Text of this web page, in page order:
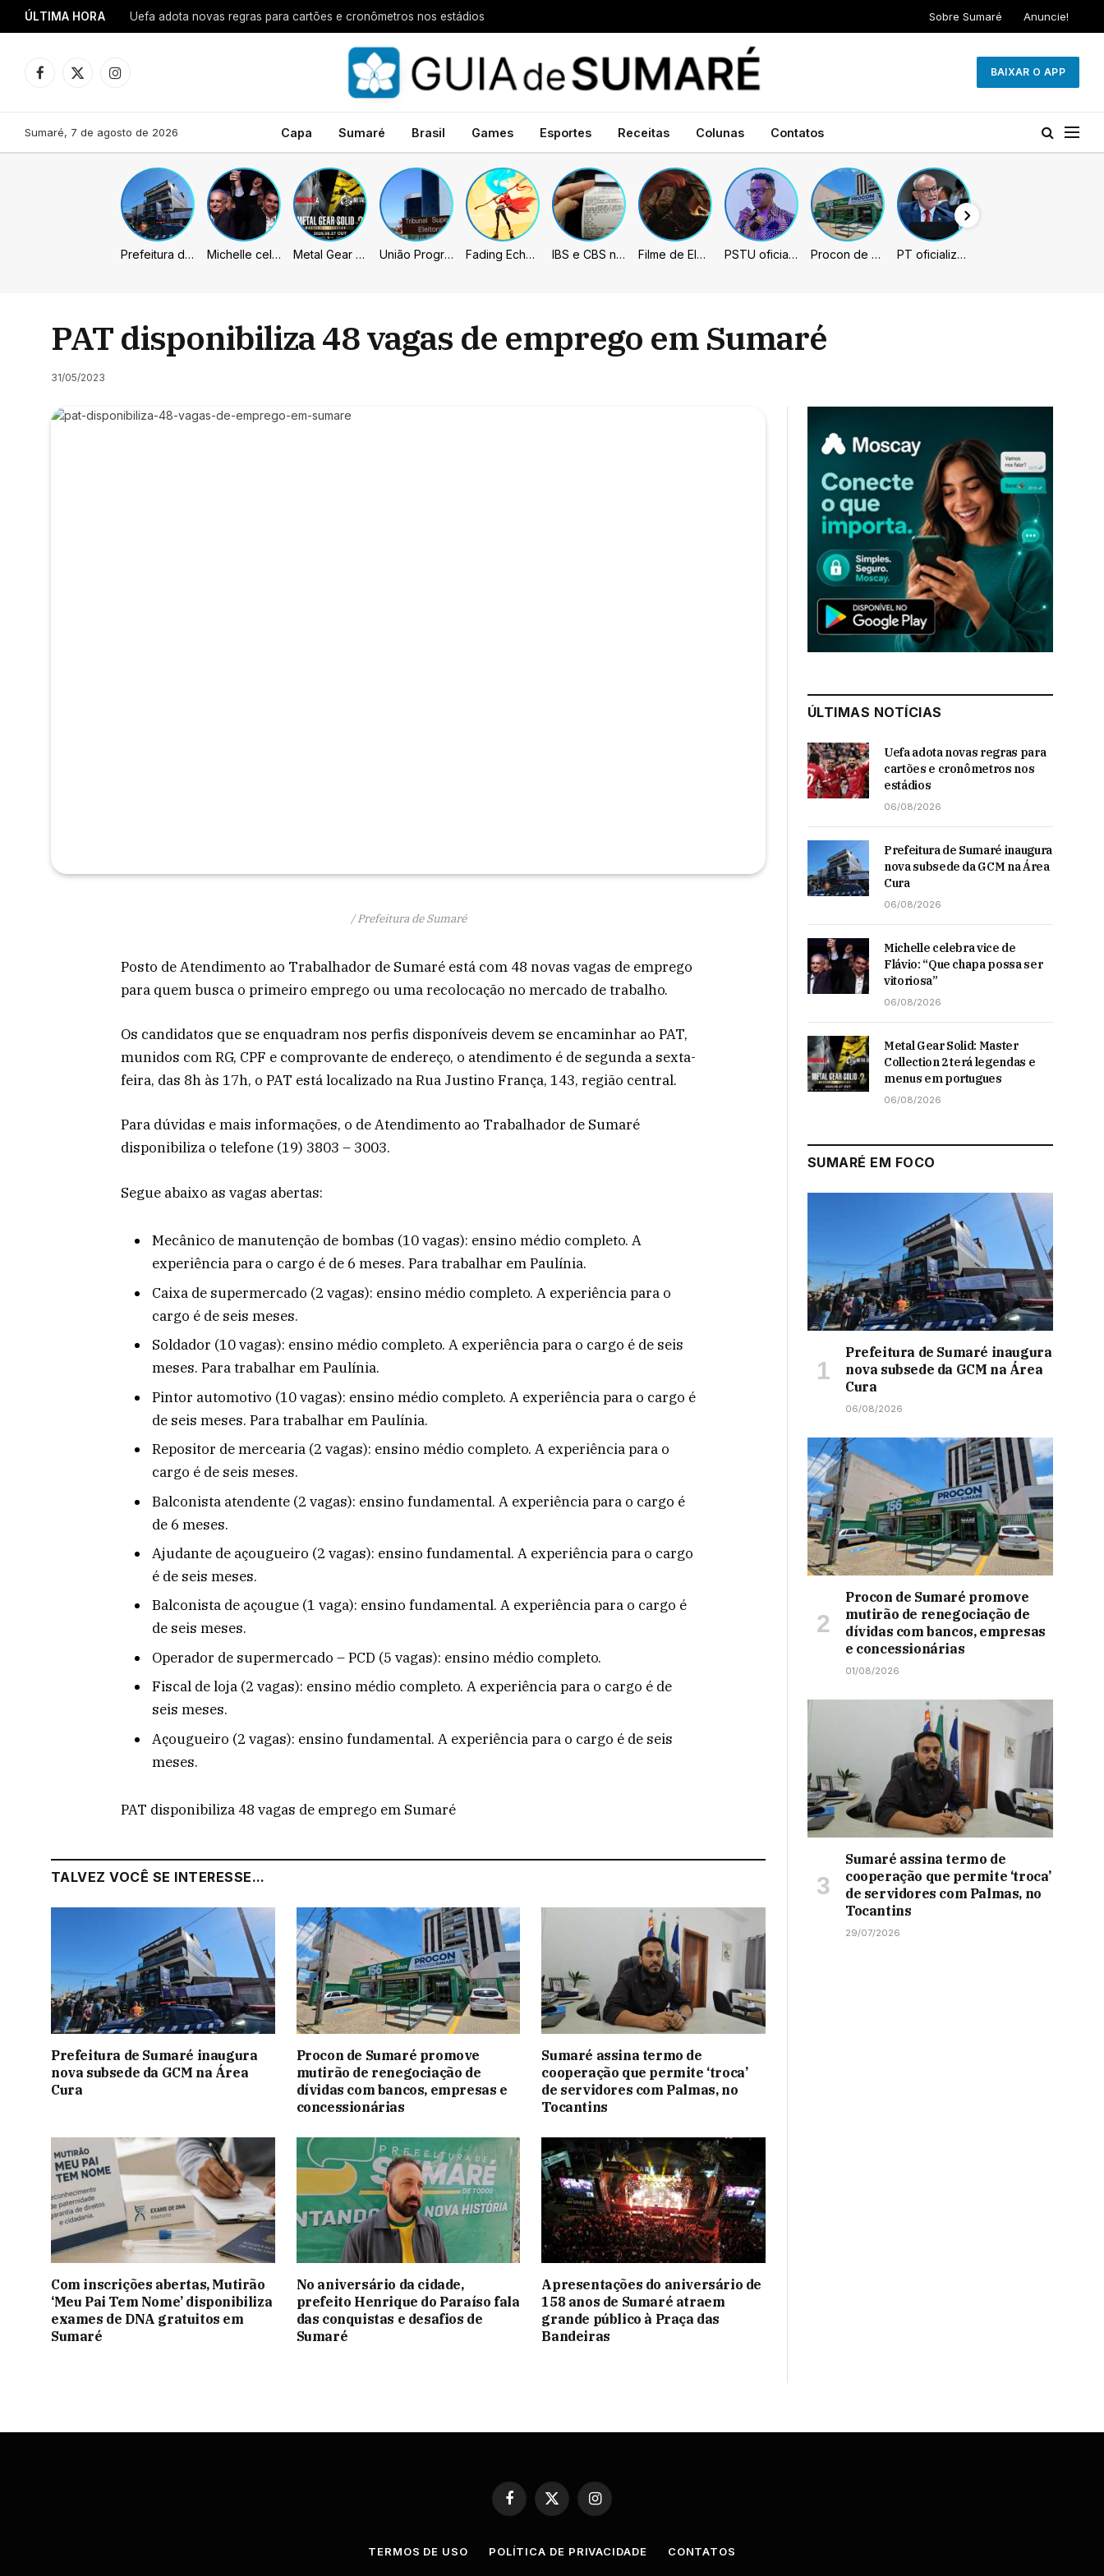
ÚLTIMA HORA Uefa adota novas regras para cartões e cronômetros nos estádios Sobre Sumaré Anuncie!
Facebook
X
Instagram
BAIXAR O APP
Sumaré, 7 de agosto de 2026 Capa Sumaré Brasil Games Esportes Receitas Colunas Contatos
Prefeitura de Sumaré inaugura nova subsede da GCM na Área Cura Michelle celebra vice de Flávio: “Que chapa possa ser vitoriosa” Metal Gear Solid: Master Collection 2 terá legendas e menus em portugues União Progressista e PL terão mais tempo de propaganda eleitoral Fading Echo – Review IBS e CBS necessitarão constar nas notas fiscais com início desta 2ª. Entenda Filme de Elden Ring tem gravações concluídas, mas ainda fica longe do lançamento PSTU oficializa Hertz Dias como candidato à Presidência da República Procon de Sumaré promove mutirão de renegociação de dívidas com bancos, empresas e concessionárias PT oficializa Contarato como candidato à reeleição ao Senado no ES
PAT disponibiliza 48 vagas de emprego em Sumaré
31/05/2023
/ Prefeitura de Sumaré
Posto de Atendimento ao Trabalhador de Sumaré está com 48 novas vagas de emprego
para quem busca o primeiro emprego ou uma recolocação no mercado de trabalho.
Os candidatos que se enquadram nos perfis disponíveis devem se encaminhar ao PAT,
munidos com RG, CPF e comprovante de endereço, o atendimento é de segunda a sexta-
feira, das 8h às 17h, o PAT está localizado na Rua Justino França, 143, região central.
Para dúvidas e mais informações, o de Atendimento ao Trabalhador de Sumaré
disponibiliza o telefone (19) 3803 – 3003.
Segue abaixo as vagas abertas:
Mecânico de manutenção de bombas (10 vagas): ensino médio completo. A
experiência para o cargo é de 6 meses. Para trabalhar em Paulínia.
Caixa de supermercado (2 vagas): ensino médio completo. A experiência para o
cargo é de seis meses.
Soldador (10 vagas): ensino médio completo. A experiência para o cargo é de seis
meses. Para trabalhar em Paulínia.
Pintor automotivo (10 vagas): ensino médio completo. A experiência para o cargo é
de seis meses. Para trabalhar em Paulínia.
Repositor de mercearia (2 vagas): ensino médio completo. A experiência para o
cargo é de seis meses.
Balconista atendente (2 vagas): ensino fundamental. A experiência para o cargo é
de 6 meses.
Ajudante de açougueiro (2 vagas): ensino fundamental. A experiência para o cargo
é de seis meses.
Balconista de açougue (1 vaga): ensino fundamental. A experiência para o cargo é
de seis meses.
Operador de supermercado – PCD (5 vagas): ensino médio completo.
Fiscal de loja (2 vagas): ensino médio completo. A experiência para o cargo é de
seis meses.
Açougueiro (2 vagas): ensino fundamental. A experiência para o cargo é de seis
meses.
PAT disponibiliza 48 vagas de emprego em Sumaré
TALVEZ VOCÊ SE INTERESSE...
Prefeitura de Sumaré inaugura
nova subsede da GCM na Área
Cura
Procon de Sumaré promove
mutirão de renegociação de
dívidas com bancos, empresas e
concessionárias
Sumaré assina termo de
cooperação que permite ‘troca’
de servidores com Palmas, no
Tocantins
Com inscrições abertas, Mutirão
‘Meu Pai Tem Nome’ disponibiliza
exames de DNA gratuitos em
Sumaré
No aniversário da cidade,
prefeito Henrique do Paraíso fala
das conquistas e desafios de
Sumaré
Apresentações do aniversário de
158 anos de Sumaré atraem
grande público à Praça das
Bandeiras
ÚLTIMAS NOTÍCIAS
Uefa adota novas regras para
cartões e cronômetros nos
estádios
06/08/2026
Prefeitura de Sumaré inaugura
nova subsede da GCM na Área
Cura
06/08/2026
Michelle celebra vice de
Flávio: “Que chapa possa ser
vitoriosa”
06/08/2026
Metal Gear Solid: Master
Collection 2 terá legendas e
menus em portugues
06/08/2026
SUMARÉ EM FOCO
Prefeitura de Sumaré inaugura
nova subsede da GCM na Área
Cura
06/08/2026
Procon de Sumaré promove
mutirão de renegociação de
dívidas com bancos, empresas
e concessionárias
01/08/2026
Sumaré assina termo de
cooperação que permite ‘troca’
de servidores com Palmas, no
Tocantins
29/07/2026
Facebook
X
(Twitter)
Instagram
TERMOS DE USO POLÍTICA DE PRIVACIDADE CONTATOS